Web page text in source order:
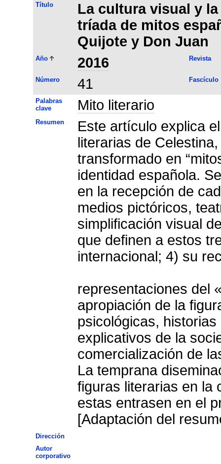
Título
La cultura visual y
tríada de mitos
Quijote y Don Juan
Año 2016 Revista
Número 41 Fascículo
Palabras
clave
Mito literario
Resumen
Este artículo explica
literarias de
transformado en
identidad española.
en la recepción de
medios pictóricos,
simplificación visual
que definen a estos
internacional; 4) su
representaciones del
apropiación de la
psicológicas,
explicativos de la
comercialización de
La temprana
figuras literarias en la
estas entrasen en el
[Adaptación del
Dirección
Autor
corporativo